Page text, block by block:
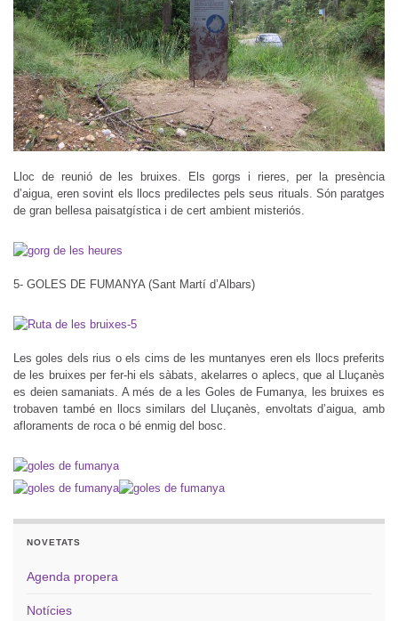
Lloc de reunió de les bruixes. Els gorgs i rieres, per la presència
d’aigua, eren sovint els llocs predilectes pels seus rituals. Són paratges
de gran bellesa paisatgística i de cert ambient misteriós.
5- GOLES DE FUMANYA (Sant Martí d’Albars)
Les goles dels rius o els cims de les muntanyes eren els llocs preferits
de les bruixes per fer-hi els sàbats, akelarres o aplecs, que al Lluçanès
es deien samaniats. A més de a les Goles de Fumanya, les bruixes es
trobaven també en llocs similars del Lluçanès, envoltats d’aigua, amb
afloraments de roca o bé enmig del bosc.
NOVETATS
Agenda propera
Notícies